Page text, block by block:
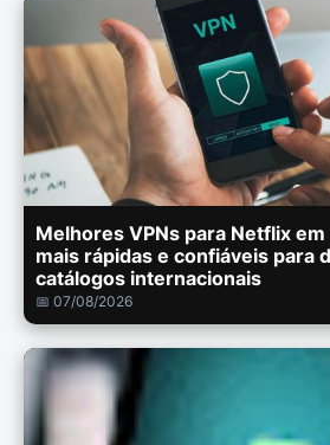
Melhores VPNs para Netflix
mais rápidas e confiáveis para
catálogos internacionais
📅 07/08/2026